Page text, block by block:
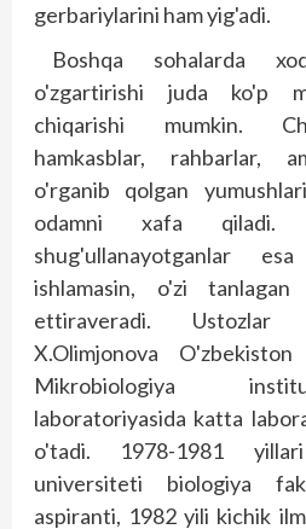
gerbariylarini ham yig'adi.
Boshqa sohalarda
o'zgartirishi juda ko'p
chiqarishi mumkin.
hamkasblar, rahbarlar,
o'rganib qolgan
odamni xafa
shug'ullanayotganlar
ishlamasin, o'zi
ettiraveradi. Ustozlar
X.Olimjonova
Mikrobiologiya
laboratoriyasida katta
o'tadi. 1978-1981
universiteti biologiya
aspiranti, 1982 yili kichik